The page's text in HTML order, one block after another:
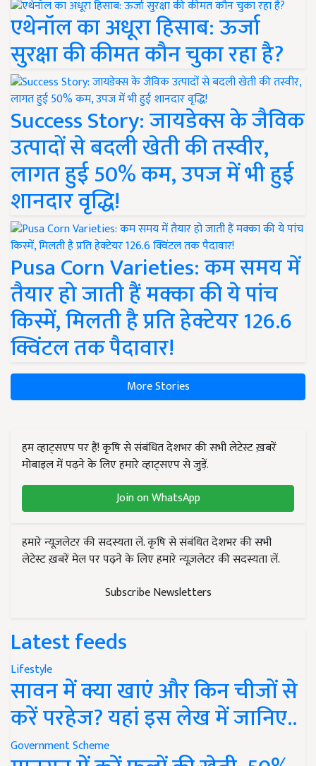
एथेनॉल का अधूरा हिसाब: ऊर्जा
सुरक्षा की कीमत कौन चुका रहा है?
Success Story: जायडेक्स के जैविक
उत्पादों से बदली खेती की तस्वीर,
लागत हुई 50% कम, उपज में भी हुई
शानदार वृद्धि!
Pusa Corn Varieties: कम समय में
तैयार हो जाती हैं मक्का की ये पांच
किस्में, मिलती है प्रति हेक्टेयर 126.6
क्विंटल तक पैदावार!
More Stories
हम व्हाट्सएप पर हैं! कृषि से संबंधित देशभर की सभी लेटेस्ट ख़बरें
मोबाइल में पढ़ने के लिए हमारे व्हाट्सएप से जुड़ें.
Join on WhatsApp
हमारे न्यूज़लेटर की सदस्यता लें. कृषि से संबंधित देशभर की सभी
लेटेस्ट ख़बरें मेल पर पढ़ने के लिए हमारे न्यूज़लेटर की सदस्यता लें.
Subscribe Newsletters
Latest feeds
Lifestyle
सावन में क्या खाएं और किन चीजों से
करें परहेज? यहां इस लेख में जानिए..
Government Scheme